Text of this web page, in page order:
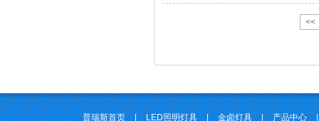
<<
普瑞斯首页 | LED照明灯具 | 金卤灯具 | 产品中心 |